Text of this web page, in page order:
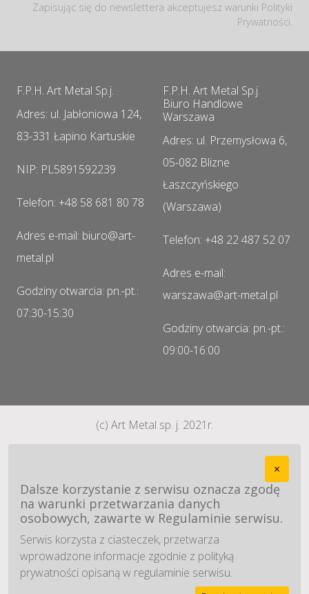
Zapisując się do newslettera akceptujesz warunki Polityki
Prywatności.
F.P.H. Art Metal Sp.j.
Adres: ul. Jabłoniowa 124,
83-331 Łapino Kartuskie
NIP: PL5891592239
Telefon: +48 58 681 80 78
Adres e-mail: biuro@art-
metal.pl
Godziny otwarcia: pn.-pt.:
07:30-15:30
F.P.H. Art Metal Sp.j.
Biuro Handlowe
Warszawa
Adres: ul. Przemysłowa 6,
05-082 Blizne
Łaszczyńskiego
(Warszawa)
Telefon: +48 22 487 52 07
Adres e-mail:
warszawa@art-metal.pl
Godziny otwarcia: pn.-pt.:
09:00-16:00
(c) Art Metal sp. j. 2021r.
×
Dalsze korzystanie z serwisu oznacza zgodę
na warunki przetwarzania danych
osobowych, zawarte w Regulaminie serwisu.
Serwis korzysta z ciasteczek, przetwarza
wprowadzone informacje zgodnie z polityką
prywatności opisaną w regulaminie serwisu.